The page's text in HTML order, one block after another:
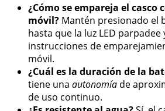
¿Cómo se empareja el casco
móvil? Mantén presionado el
hasta que la luz LED parpadee
instrucciones de
móvil.
¿Cuál es la duración de la
tiene una autonomía de
de uso continuo.